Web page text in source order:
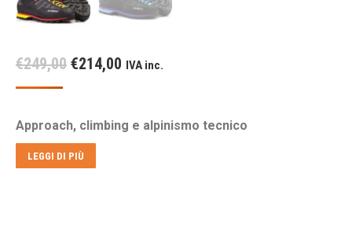
€249,00 Il
era:
€249,00.
€214,00 Il
è:
IVA inc.
Approach, climbing e alpinismo tecnico
LEGGI DI PIÙ